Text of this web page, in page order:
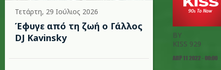
Τετάρτη, 29 Ιούλιος 2026
Έφυγε από τη ζωή ο Γάλλος
DJ Kavinsky
BY
KISS 929
ΑΠΡ 11 2022 - 00:00